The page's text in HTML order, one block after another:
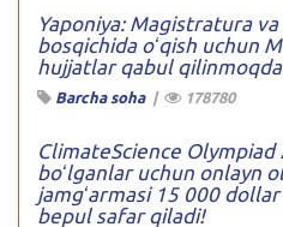
Yaponiya: Magistratura
bosqichida oʻqish uchun
hujjatlar qabul
Barcha soha| 178780
ClimateScience Olympiad
boʻlganlar uchun onlayn
jamgʻarmasi 15 000
bepul safar qiladi!